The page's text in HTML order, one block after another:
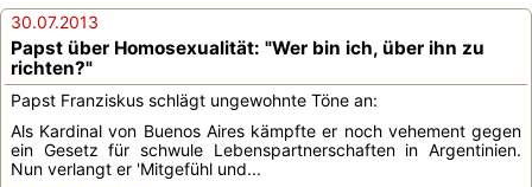
30.07.2013
Papst über Homosexualität: "Wer bin ich, über ihn zu
richten?"
Papst Franziskus schlägt ungewohnte Töne an:
Als Kardinal von Buenos Aires kämpfte er noch vehement gegen
ein Gesetz für schwule Lebenspartnerschaften in Argentinien.
Nun verlangt er 'Mitgefühl und...